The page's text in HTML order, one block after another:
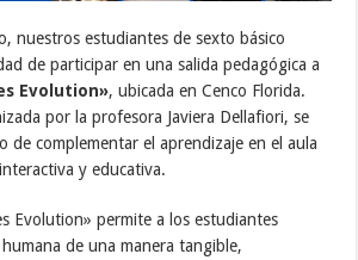
nuestros estudiantes de sexto básico
de participar en una salida pedagógica a
Evolution», ubicada en Cenco Florida.
por la profesora Javiera Dellafiori, se
de complementar el aprendizaje en el aula
y educativa.
Evolution» permite a los estudiantes
de una manera tangible,